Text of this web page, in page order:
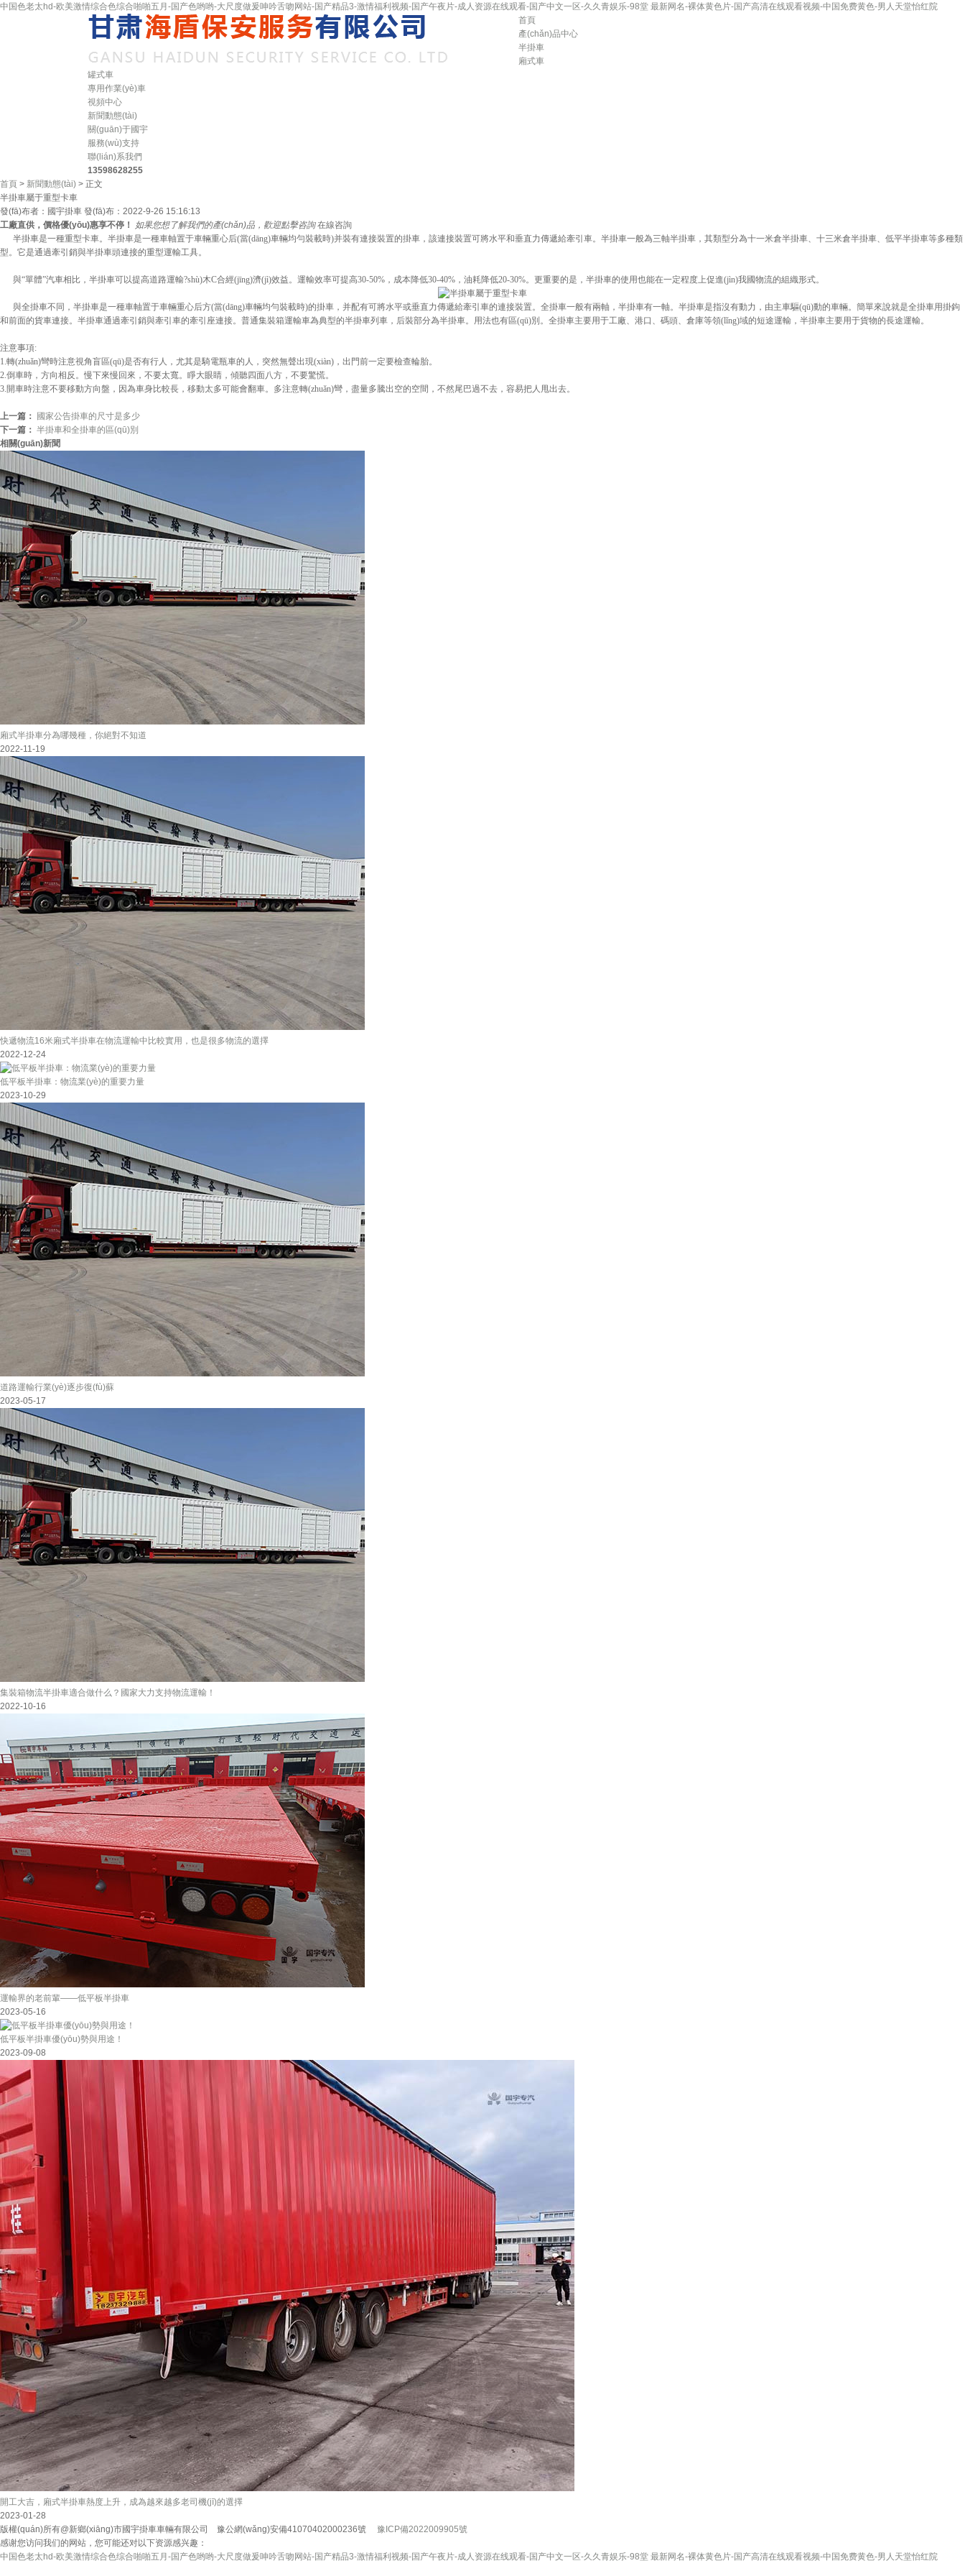
中国色老太hd-欧美激情综合色综合啪啪五月-国产色哟哟-大尺度做爰呻吟舌吻网站-国产精品3-激情福利视频-国产午夜片-成人资源在线观看-国产中文一区-久久青娱乐-98堂 最新网名-裸体黄色片-国产高清在线观看视频-中国免费黄色-男人天堂怡红院
首頁
產(chǎn)品中心
半掛車
廂式車
罐式車
專用作業(yè)車
視頻中心
新聞動態(tài)
關(guān)于國宇
服務(wù)支持
聯(lián)系我們
13598628255
首頁 > 新聞動態(tài) > 正文
半掛車屬于重型卡車
發(fā)布者：國宇掛車 發(fā)布：2022-9-26 15:16:13
工廠直供，價格優(yōu)惠享不停！
如果您想了解我們的產(chǎn)品，歡迎點擊咨詢 在線咨詢
半掛車是一種重型卡車。半掛車是一種車軸置于車輛重心后(當(dāng)車輛均勻裝載時)并裝有連接裝置的掛車，該連接裝置可將水平和垂直力傳遞給牽引車。半掛車一般為三軸半掛車，其類型分為十一米倉半掛車、十三米倉半掛車、低平半掛車等多種類
型。它是通過牽引銷與半掛車頭連接的重型運輸工具。
與“單體”汽車相比，半掛車可以提高道路運輸?shù)木C合經(jīng)濟(jì)效益。運輸效率可提高30-50%，成本降低30-40%，油耗降低20-30%。更重要的是，半掛車的使用也能在一定程度上促進(jìn)我國物流的組織形式。
與全掛車不同，半掛車是一種車軸置于車輛重心后方(當(dāng)車輛均勻裝載時)的掛車，并配有可將水平或垂直力傳遞給牽引車的連接裝置。全掛車一般有兩軸，半掛車有一軸。半掛車是指沒有動力，由主車驅(qū)動的車輛。簡單來說就是全掛車用掛鉤
和前面的貨車連接。半掛車通過牽引銷與牽引車的牽引座連接。普通集裝箱運輸車為典型的半掛車列車，后裝部分為半掛車。用法也有區(qū)別。全掛車主要用于工廠、港口、碼頭、倉庫等領(lǐng)域的短途運輸，半掛車主要用于貨物的長途運輸。
注意事項:
1.轉(zhuǎn)彎時注意視角盲區(qū)是否有行人，尤其是騎電瓶車的人，突然無聲出現(xiàn)，出門前一定要檢查輪胎。
2.倒車時，方向相反。慢下來慢回來，不要太寬。睜大眼睛，傾聽四面八方，不要驚慌。
3.開車時注意不要移動方向盤，因為車身比較長，移動太多可能會翻車。多注意轉(zhuǎn)彎，盡量多騰出空的空間，不然尾巴過不去，容易把人甩出去。
上一篇：
國家公告掛車的尺寸是多少
下一篇： 半掛車和全掛車的區(qū)別
相關(guān)新聞
廂式半掛車分為哪幾種，你絕對不知道
2022-11-19
快遞物流16米廂式半掛車在物流運輸中比較實用，也是很多物流的選擇
2022-12-24
低平板半掛車：物流業(yè)的重要力量
2023-10-29
道路運輸行業(yè)逐步復(fù)蘇
2023-05-17
集裝箱物流半掛車適合做什么？國家大力支持物流運輸！
2022-10-16
運輸界的老前輩——低平板半掛車
2023-05-16
低平板半掛車優(yōu)勢與用途！
2023-09-08
開工大吉，廂式半掛車熱度上升，成為越來越多老司機(jī)的選擇
2023-01-28
版權(quán)所有@新鄉(xiāng)市國宇掛車車輛有限公司 豫公網(wǎng)安備41070402000236號 豫ICP備2022009905號
感谢您访问我们的网站，您可能还对以下资源感兴趣：
中国色老太hd-欧美激情综合色综合啪啪五月-国产色哟哟-大尺度做爰呻吟舌吻网站-国产精品3-激情福利视频-国产午夜片-成人资源在线观看-国产中文一区-久久青娱乐-98堂 最新网名-裸体黄色片-国产高清在线观看视频-中国免费黄色-男人天堂怡红院